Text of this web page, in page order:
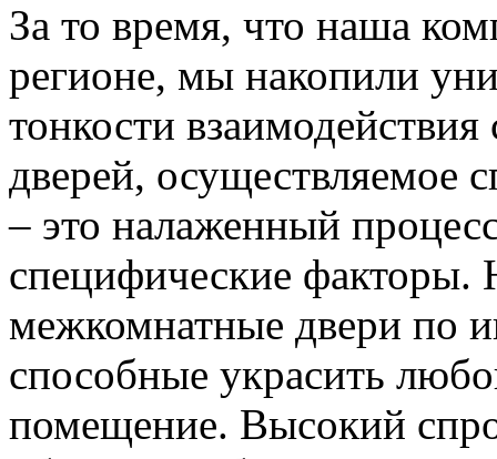
За то время, что наша
регионе, мы накопили
тонкости
дверей, осуществляемое
– это налаженный
специфические
межкомнатные двери по
способные украсить
помещение. Высокий